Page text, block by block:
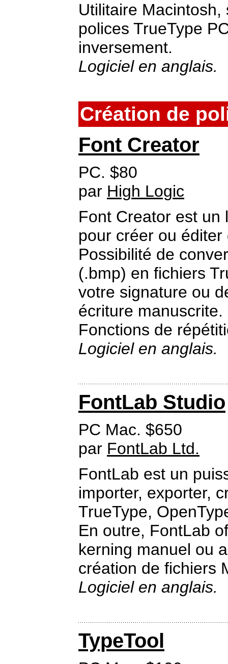
Utilitaire
polices TrueType
inversement.
Logiciel en anglais.
Création de
Font Creator
PC. $80
par High Logic
Font Creator est un
pour créer ou
Possibilité de
(.bmp) en fichiers
votre signature ou
écriture manuscrite.
Fonctions de
Logiciel en anglais.
FontLab Studio
PC Mac. $650
par FontLab Ltd.
FontLab est un
importer, exporter,
TrueType,
En outre, FontLab
kerning manuel ou
création de fichiers
Logiciel en anglais.
TypeTool